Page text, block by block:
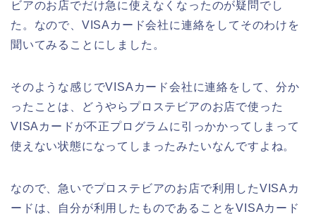
ビアのお店でだけ急に使えなくなったのが疑問でし
た。なので、VISAカード会社に連絡をしてそのわけを
聞いてみることにしました。
そのような感じでVISAカード会社に連絡をして、分か
ったことは、どうやらプロステビアのお店で使った
VISAカードが不正プログラムに引っかかってしまって
使えない状態になってしまったみたいなんですよね。
なので、急いでプロステビアのお店で利用したVISAカ
ードは、自分が利用したものであることをVISAカード